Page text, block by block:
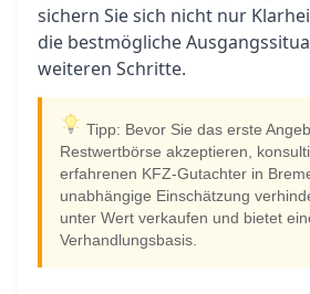
sichern Sie sich nicht nur
die bestmögliche
weiteren Schritte.
Tipp: Bevor Sie das erste
Restwertbörse akzeptieren,
erfahrenen KFZ-Gutachter in
unabhängige Einschätzung
unter Wert verkaufen und bietet
Verhandlungsbasis.